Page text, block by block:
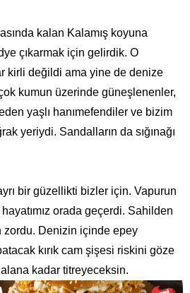
kalan Kalamış koyuna
çıkarmak için gelirdik. O
kirli değildi ama yine de denize
kumun üzerinde güneşlenenler,
yaşlı hanımefendiler ve bizim
yeriydi. Sandalların da sığınağı
bir güzellikti bizler için. Vapurun
orada geçerdi. Sahilden
Denizin içinde epey
kırık cam şişesi riskini göze
kadar titreyeceksin.